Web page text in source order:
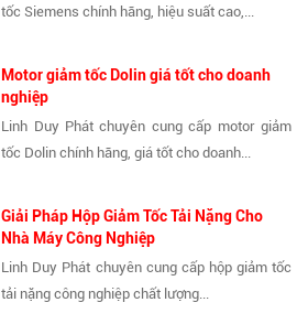
tốc Siemens chính hãng, hiệu suất cao,...
Motor giảm tốc Dolin giá tốt cho doanh
nghiệp
Linh Duy Phát chuyên cung cấp motor giảm
tốc Dolin chính hãng, giá tốt cho doanh...
Giải Pháp Hộp Giảm Tốc Tải Nặng Cho
Nhà Máy Công Nghiệp
Linh Duy Phát chuyên cung cấp hộp giảm tốc
tải nặng công nghiệp chất lượng...